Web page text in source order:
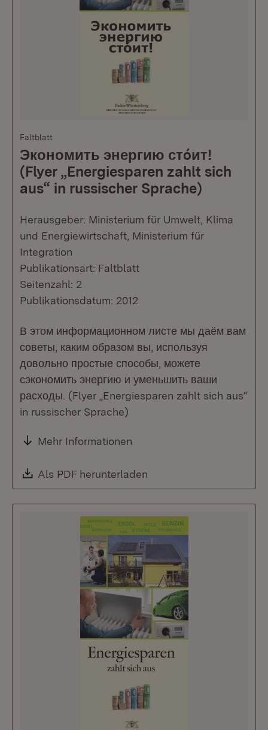
Faltblatt
Экономить энергию стóит!
(Flyer „Energiesparen zahlt sich
aus“ in russischer Sprache)
Herausgeber: Ministerium für Umwelt, Klima
und Energiewirtschaft, Ministerium für
Integration
Publikationsart: Faltblatt
Seitenzahl: 2
Publikationsdatum: 2012
В этом информационном листе мы даём вам
советы, каким образом вы, используя
довольно простые способы, можете
сэкономить энергию и уменьшить ваши
расходы. (Flyer „Energiesparen zahlt sich aus“
in russischer Sprache)
Mehr Informationen
Download:
Als PDF herunterladen